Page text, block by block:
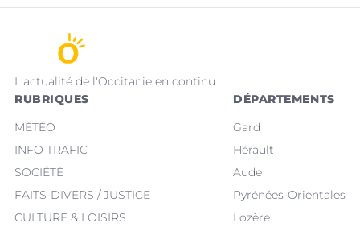
L'actualité de l'Occitanie en continu
RUBRIQUES
MÉTÉO
INFO TRAFIC
SOCIÉTÉ
FAITS-DIVERS / JUSTICE
CULTURE & LOISIRS
DÉPARTEMENTS
Gard
Hérault
Aude
Pyrénées-Orientales
Lozère